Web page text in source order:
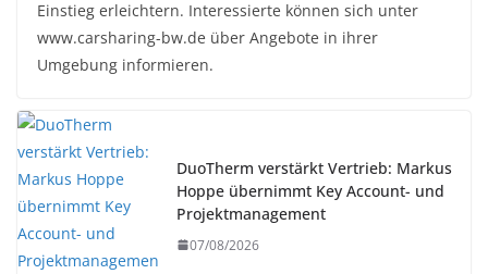
Einstieg erleichtern. Interessierte können sich unter
www.carsharing-bw.de über Angebote in ihrer
Umgebung informieren.
DuoTherm verstärkt Vertrieb: Markus
Hoppe übernimmt Key Account- und
Projektmanagement
07/08/2026